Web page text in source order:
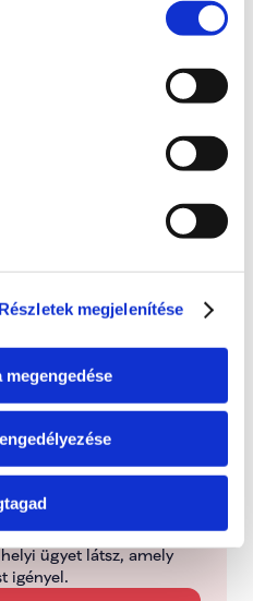
Részletek megjelenítése
megengedése
Időrendi sorrendbe rendezve
probléma jelenleg
megoldásán
ügyet látsz, amely
igényel.